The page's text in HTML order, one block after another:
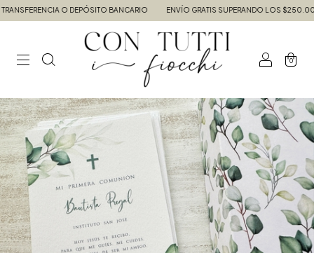
O DEPÓSITO BANCARIO ENVÍO GRATIS SUPERANDO LOS $250.000.-
0